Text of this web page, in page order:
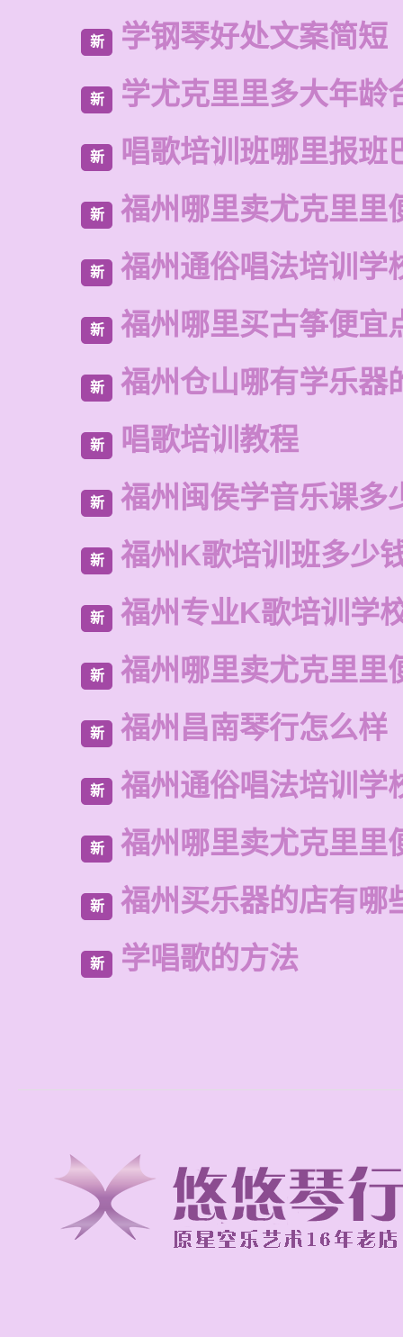
新 学钢琴好处文案简短
新 学尤克里里多大年龄
新 唱歌培训班哪里报班
新 福州哪里卖尤克里里
新 福州通俗唱法培训学
新 福州哪里买古筝便宜
新 福州仓山哪有学乐器
新 唱歌培训教程
新 福州闽侯学音乐课多
新 福州K歌培训班多少
新 福州专业K歌培训学
新 福州哪里卖尤克里里
新 福州昌南琴行怎么样
新 福州通俗唱法培训学
新 福州哪里卖尤克里里
新 福州买乐器的店有哪
新 学唱歌的方法